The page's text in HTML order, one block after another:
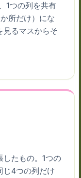
1つの列を共有
所だけ）にな
見るマスからそ
したもの。1つの
じ4つの列だけ